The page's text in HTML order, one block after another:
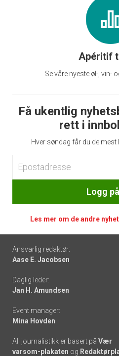
Apéritif
Se våre nyeste øl-, vin-
Få ukentlig
rett i
Hver søndag får du de
Logg på
Les mer om de andre
Footer
-
links
Ansvarlig redaktør:
Aase E. Jacobsen
Daglig leder:
Jan H. Amundsen
Event manager:
Mina Hovden
All journalistikk er basert på Vær
varsom-plakaten og